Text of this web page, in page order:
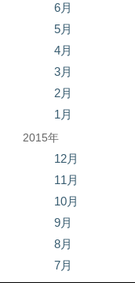
6月
5月
4月
3月
2月
1月
2015年
12月
11月
10月
9月
8月
7月